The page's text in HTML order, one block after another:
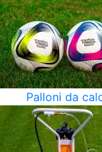
Palloni da